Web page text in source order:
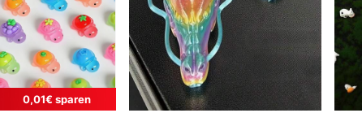
0,01€ sparen